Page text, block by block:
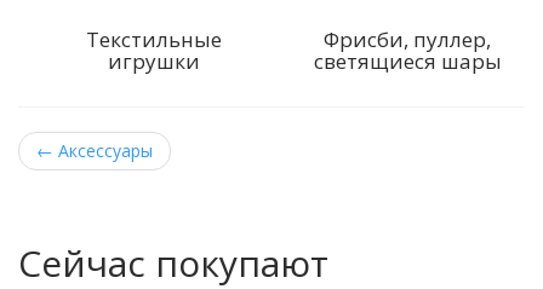
Текстильные
игрушки
Фрисби, пуллер,
светящиеся шары
← Аксессуары
Сейчас покупают